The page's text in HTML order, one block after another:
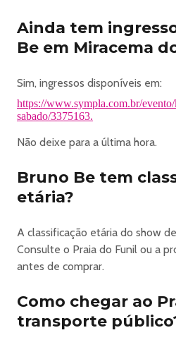
Ainda tem
Be em Miracema
Sim, ingressos disponíveis em:
https://www.sympla.com.br/
sabado/3375163.
Não deixe para a última hora.
Bruno Be tem
etária?
A classificação etária do show
Consulte o Praia do Funil ou a
antes de comprar.
Como chegar ao
transporte